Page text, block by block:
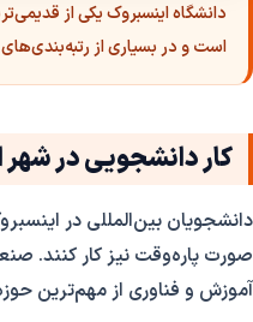
دانشگاه اینسبروک یکی از
است و در بسیاری از
کار دانشجویی در
دانشجویان بین‌المللی در
صورت پاره‌وقت نیز کار کنند.
آموزش و فناوری از مهم‌ترین